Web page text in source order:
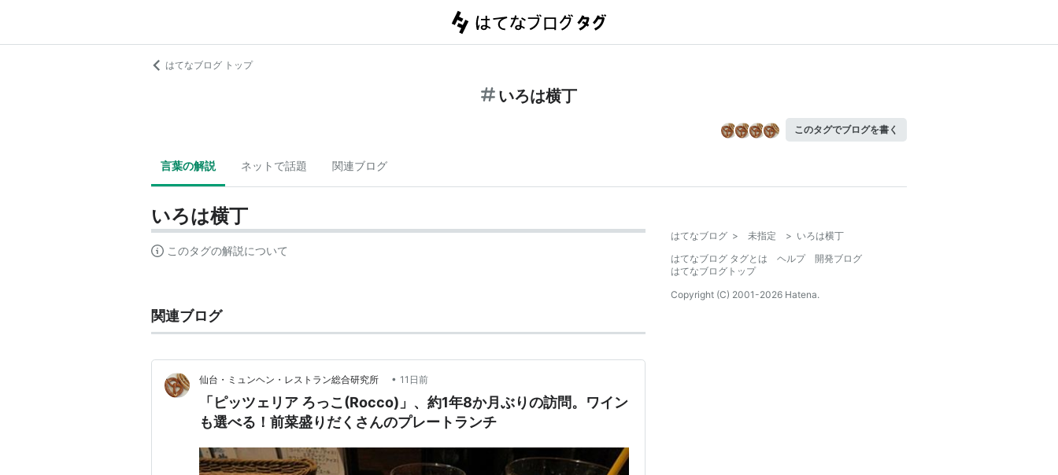
はてなブログ トップ
いろは横丁
このタグでブログを書く
言葉の解説 ネットで話題 関連ブログ
いろは横丁
このタグの解説について
関連ブログ
仙台・ミュンヘン・レストラン総合研究所 • 11日前
「ピッツェリア ろっこ(Rocco)」、約1年8か月ぶりの訪問。ワイン
も選べる！前菜盛りだくさんのプレートランチ
はてなブログ > 未指定 > いろは横丁
はてなブログ タグとは
ヘルプ
開発ブログ
はてなブログトップ
Copyright (C) 2001-2026 Hatena.